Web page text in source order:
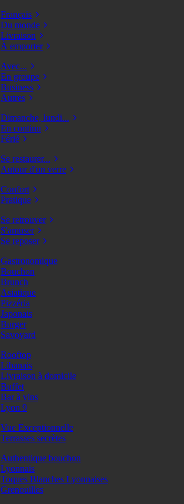
Français
Du monde
Livraison
À emporter
Avec...
En groupe
Business
Autres
Dimanche, lundi...
En continu
Férié
Se restaurer...
Autour d'un verre
Confort
Pratique
Se retrouver
S'amuser
Se reposer
Gastronomique
Bouchon
Brunch
Asiatique
Pizzéria
Japonais
Burger
Savoyard
Rooftop
Libanais
Livraison à domicile
Buffet
Bar à vins
Lyon 9
Vue Exceptionnelle
Terrasses secrètes
Authentique bouchon
Lyonnais
Toques Blanches Lyonnaises
Grenouilles